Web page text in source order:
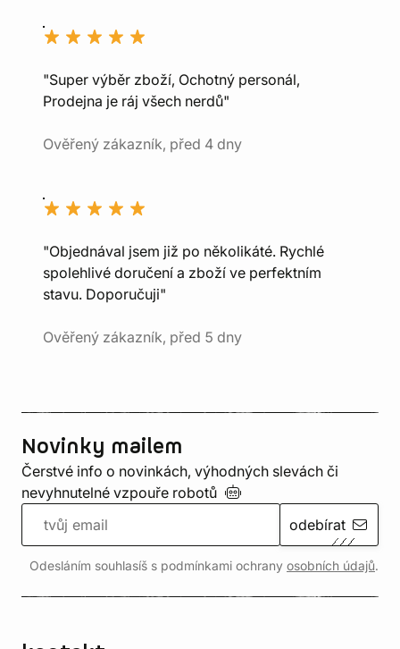
"Super výběr zboží, Ochotný personál,
Prodejna je ráj všech nerdů"
Ověřený zákazník, před 4 dny
"Objednával jsem již po několikáté. Rychlé
spolehlivé doručení a zboží ve perfektním
stavu. Doporučuji"
Ověřený zákazník, před 5 dny
Novinky mailem
Čerstvé info o novinkách, výhodných slevách či
nevyhnutelné vzpouře robotů
odebírat
Odesláním souhlasíš s podmínkami ochrany osobních údajů.